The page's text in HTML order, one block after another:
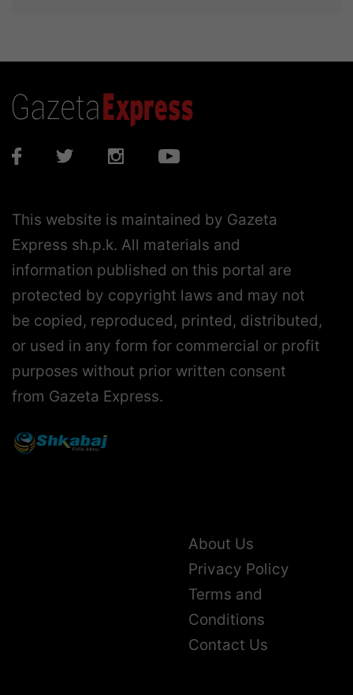
This website is maintained by Gazeta
Express sh.p.k. All materials and
information published on this portal are
protected by copyright laws and may not
be copied, reproduced, printed, distributed,
or used in any form for commercial or profit
purposes without prior written consent
from Gazeta Express.
About Us
Privacy Policy
Terms and
Conditions
Contact Us